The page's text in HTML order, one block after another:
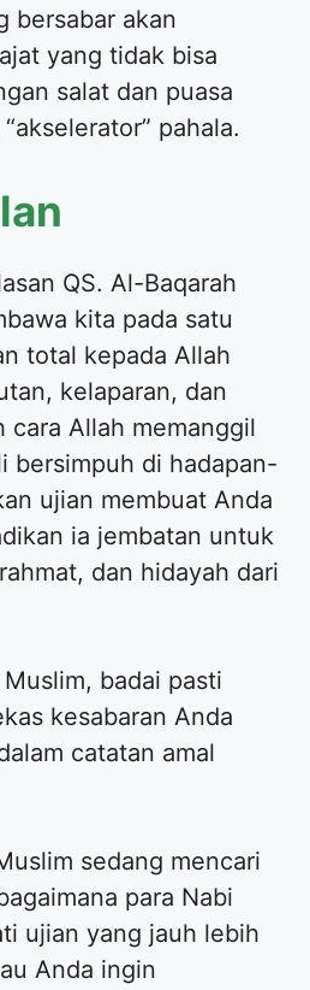
bersabar akan
yang tidak bisa
salat dan puasa
pahala.
QS. Al-Baqarah
kita pada satu
total kepada Allah
kelaparan, dan
cara Allah memanggil
bersimpuh di hadapan-
ujian membuat Anda
ia jembatan untuk
dan hidayah dari
badai pasti
kesabaran Anda
catatan amal
sedang mencari
para Nabi
ujian yang jauh lebih
Anda ingin